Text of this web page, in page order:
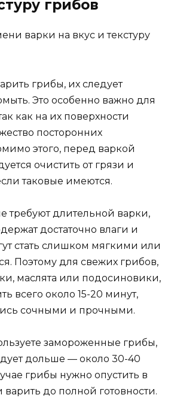
грибов
грибы, их следует
Это особенно важно для
как на их поверхности
посторонних
этого, перед варкой
очистить от грязи и
таковые имеются.
требуют длительной варки,
достаточно влаги и
стать слишком мягкими или
Поэтому для свежих грибов,
маслята или подосиновики,
всего около 15-20 минут,
сочными и прочными.
замороженные грибы,
дольше — около 30-40
грибы нужно опустить в
до полной готовности.